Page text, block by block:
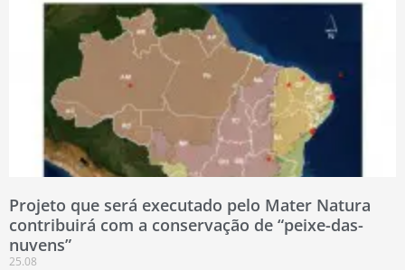
Projeto que será executado pelo Mater Natura
contribuirá com a conservação de “peixe-das-
nuvens”
25.08